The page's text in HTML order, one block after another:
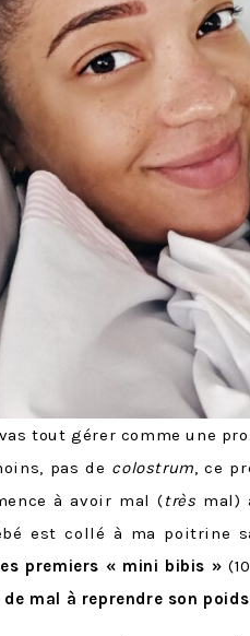
tout gérer comme une pro.
pas de colostrum , ce
à avoir mal (très mal)
est collé à ma poitrine
premiers « mini bibis »
mal à reprendre son